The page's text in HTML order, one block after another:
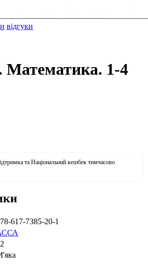
відгуки
Математика. 1-4
та Національний кешбек тимчасово
617-7385-20-1